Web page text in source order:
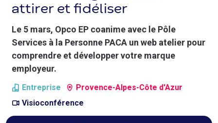
attirer et fidéliser
Le 5 mars, Opco EP coanime avec le Pôle
Services à la Personne PACA un web atelier pour
comprendre et développer votre marque
employeur.
Entreprise
Provence-Alpes-Côte d'Azur
Visioconférence